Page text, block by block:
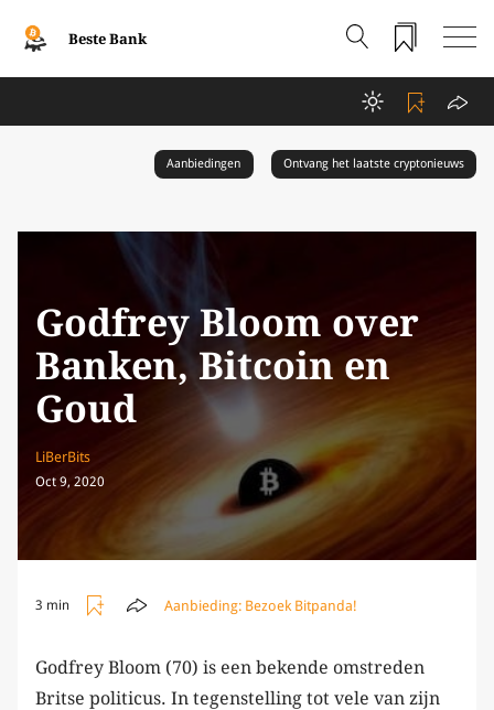
Beste Bank
Aanbiedingen Ontvang het laatste cryptonieuws
Godfrey Bloom over
Banken, Bitcoin en
Goud
LiBerBits
Oct 9, 2020
3 min Aanbieding: Bezoek Bitpanda!
Godfrey Bloom (70) is een bekende omstreden
Britse politicus. In tegenstelling tot vele van zijn